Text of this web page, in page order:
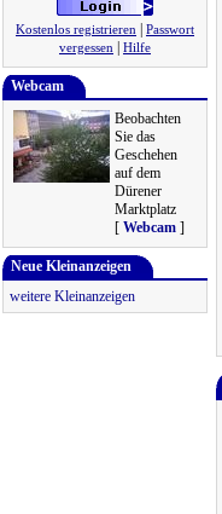
Kostenlos registrieren
Passwort
vergessen
Hilfe
Webcam
Beobachten
Sie das
Geschehen
auf dem
Dürener
Marktplatz
[ Webcam ]
Neue Kleinanzeigen
weitere Kleinanzeigen